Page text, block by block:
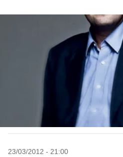
23/03/2012 - 21:00